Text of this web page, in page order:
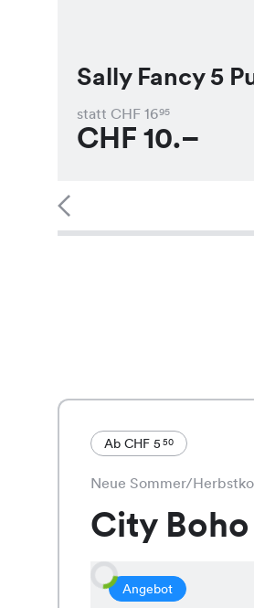
Sally Fancy 5
statt CHF 1695
CHF 10.–
Ab CHF 5 50
Neue Sommer/
City
Angebot